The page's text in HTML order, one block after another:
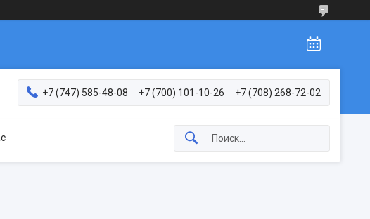
+7 (747) 585-48-08 +7 (700) 101-10-26 +7 (708) 268-72-02